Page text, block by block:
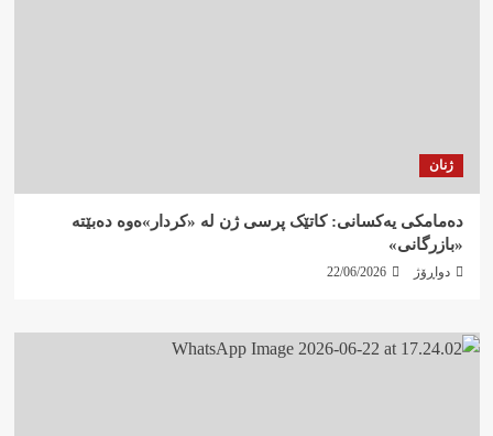
ژنان
دەمامکی یەکسانی: کاتێک پرسی ژن لە «کردار»ەوە دەبێتە
«بازرگانی»
دواڕۆژ 22/06/2026